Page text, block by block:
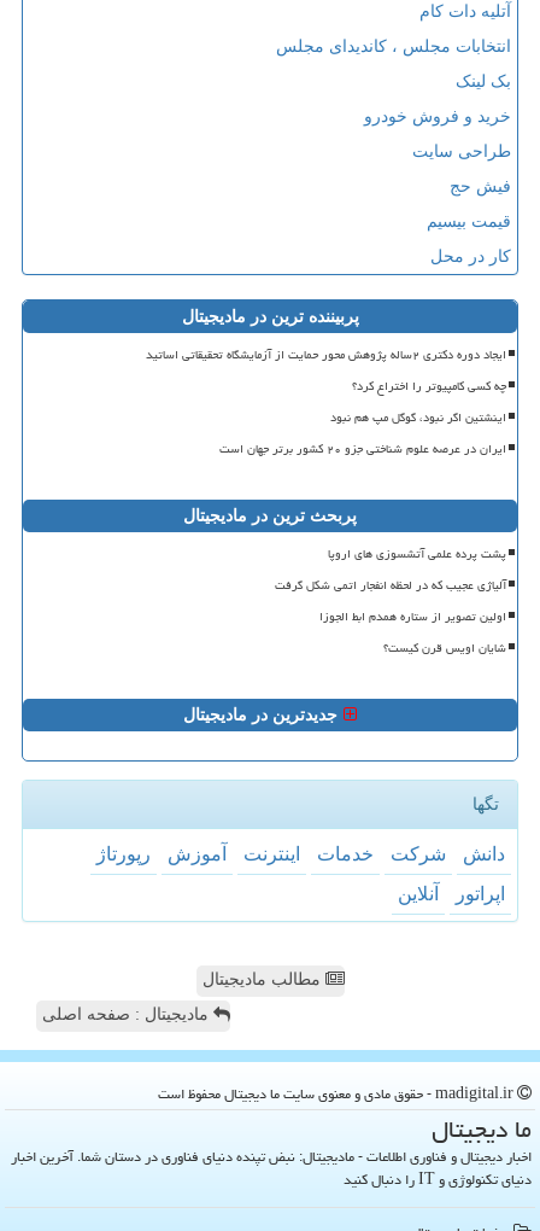
آتلیه دات کام
انتخابات مجلس ، کاندیدای مجلس
بک لینک
خرید و فروش خودرو
طراحی سایت
فیش حج
قیمت بیسیم
کار در محل
پربیننده ترین در مادیجیتال
ایجاد دوره دکتری ۲ساله پژوهش محور حمایت از آزمایشگاه تحقیقاتی اساتید
چه کسی کامپیوتر را اختراع کرد؟
اینشتین اگر نبود، گوگل مپ هم نبود
ایران در عرصه علوم شناختی جزو ۲۰ کشور برتر جهان است
پربحث ترین در مادیجیتال
پشت پرده علمی آتشسوزی های اروپا
آلیاژی عجیب که در لحظه انفجار اتمی شکل گرفت
اولین تصویر از ستاره همدم ابط الجوزا
شایان اویس قرن کیست؟
جدیدترین در مادیجیتال
تگها
دانش شركت خدمات اینترنت آموزش
رپورتاژ
اپراتور
آنلاین
مطالب مادیجیتال
مادیجیتال : صفحه اصلی
ما دیجیتال
اخبار دیجیتال و فناوری اطلاعات - مادیجیتال: نبض تپنده دنیای فناوری در دستان شما. آخرین اخبار
دنیای تکنولوژی و IT را دنبال کنید